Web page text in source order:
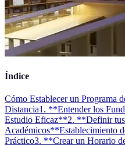
Índice
Cómo Establecer un Programa
Distancia1. **Entender los
Estudio Eficaz**2. **Definir
Académicos**Establecimiento
Práctico3. **Crear un Horario